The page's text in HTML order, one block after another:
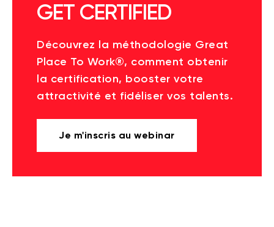
GET CERTIFIED
Découvrez la méthodologie Great
Place To Work®, comment obtenir
la certification, booster votre
attractivité et fidéliser vos talents.
Je m'inscris au webinar